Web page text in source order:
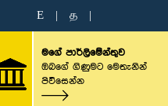
E த
මගේ පාර්ලිමේන්තුව
ඔබගේ ගිණුමට මෙතැනින්
පිවිසෙන්න